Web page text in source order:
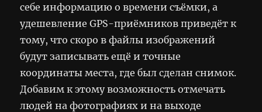
себе информацию о времени съёмки, а
удешевление GPS-приёмников приведёт к
тому, что скоро в файлы изображений
будут записывать ещё и точные
координаты места, где был сделан снимок.
Добавим к этому возможность отмечать
людей на фотографиях и на выходе